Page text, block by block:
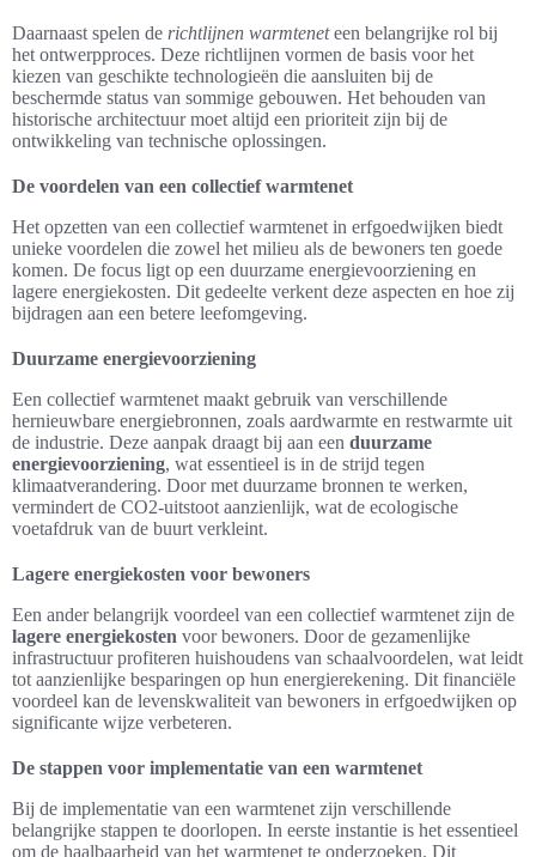
Daarnaast spelen de richtlijnen warmteneteen belangrijke rol bij
het ontwerpproces. Deze richtlijnen vormen de basis voor het
kiezen van geschikte technologieën die aansluiten bij de
beschermde status van sommige gebouwen. Het behouden van
historische architectuur moet altijd een prioriteit zijn bij de
ontwikkeling van technische oplossingen.
De voordelen van een collectief warmtenet
Het opzetten van een collectief warmtenet in erfgoedwijken biedt
unieke voordelen die zowel het milieu als de bewoners ten goede
komen. De focus ligt op een duurzame energievoorziening en
lagere energiekosten. Dit gedeelte verkent deze aspecten en hoe zij
bijdragen aan een betere leefomgeving.
Duurzame energievoorziening
Een collectief warmtenet maakt gebruik van verschillende
hernieuwbare energiebronnen, zoals aardwarmte en restwarmte uit
de industrie. Deze aanpak draagt bij aan een duurzame
energievoorziening, wat essentieel is in de strijd tegen
klimaatverandering. Door met duurzame bronnen te werken,
vermindert de CO2-uitstoot aanzienlijk, wat de ecologische
voetafdruk van de buurt verkleint.
Lagere energiekosten voor bewoners
Een ander belangrijk voordeel van een collectief warmtenet zijn de
lagere energiekosten voor bewoners. Door de gezamenlijke
infrastructuur profiteren huishoudens van schaalvoordelen, wat leidt
tot aanzienlijke besparingen op hun energierekening. Dit financiële
voordeel kan de levenskwaliteit van bewoners in erfgoedwijken op
signifi­cante wijze verbeteren.
De stappen voor implementatie van een warmtenet
Bij de implementatie van een warmtenet zijn verschillende
belangrijke stappen te doorlopen. In eerste instantie is het essentieel
om de haalbaarheid van het warmtenet te onderzoeken. Dit